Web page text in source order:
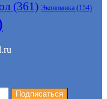
(361) Экономика (154)